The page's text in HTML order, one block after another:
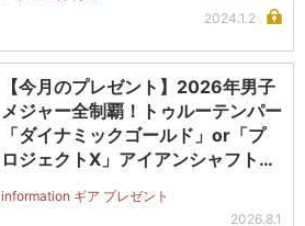
2024.1.2
【今月のプレゼント】2026年男子
メジャー全制覇！トゥルーテンパー
「ダイナミックゴールド」or「プ
ロジェクトX」アイアンシャフト
ットを抽選で2名に！
information ギア プレゼント
2026.8.1